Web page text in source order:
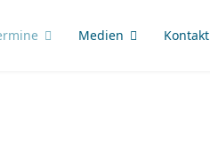
Medien Kontakt